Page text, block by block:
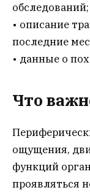
обследований;
• описание
последние
• данные о
Что
ощущения,
функций
проявляться